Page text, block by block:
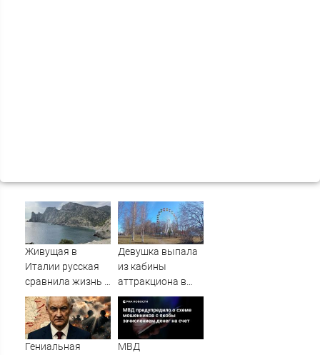
Живущая в
Италии русская
сравнила жизнь в
Европе и в Крыму
Девушка выпала
из кабины
аттракциона в
российском
городе
Гениальная
МВД